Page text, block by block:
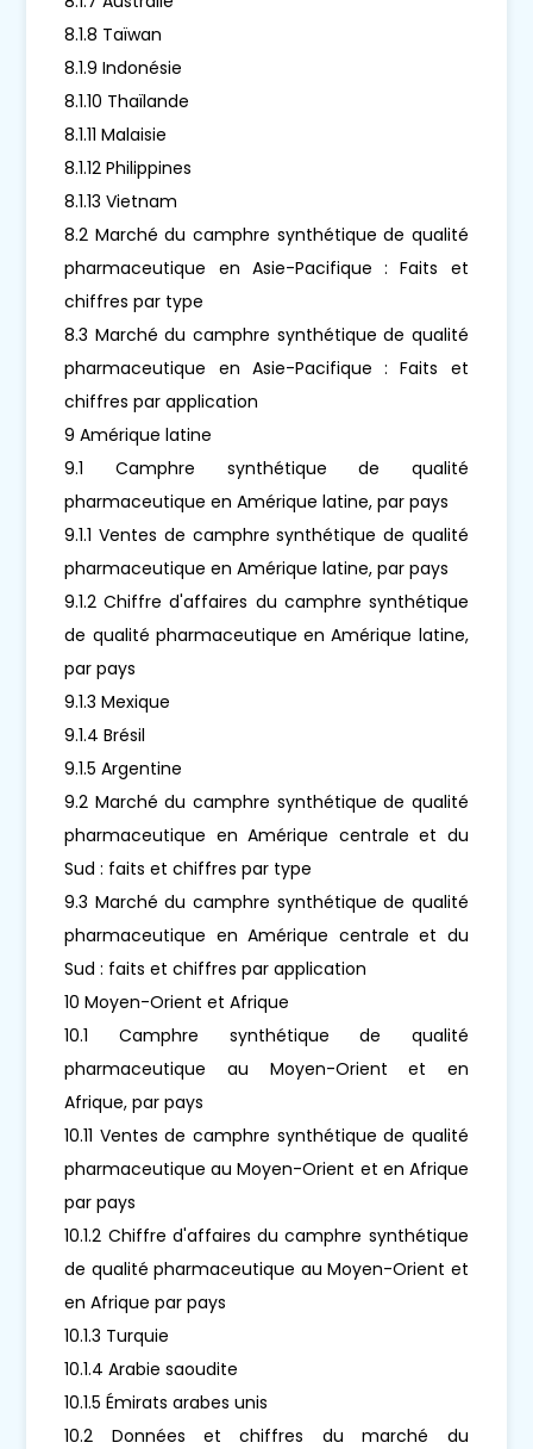
8.1.8 Taïwan
8.1.9 Indonésie
8.1.10 Thaïlande
8.1.11 Malaisie
8.1.12 Philippines
8.1.13 Vietnam
8.2 Marché du camphre synthétique de qualité
pharmaceutique en Asie-Pacifique : Faits et
chiffres par type
8.3 Marché du camphre synthétique de qualité
pharmaceutique en Asie-Pacifique : Faits et
chiffres par application
9 Amérique latine
9.1 Camphre synthétique de qualité
pharmaceutique en Amérique latine, par pays
9.1.1 Ventes de camphre synthétique de qualité
pharmaceutique en Amérique latine, par pays
9.1.2 Chiffre d'affaires du camphre synthétique
de qualité pharmaceutique en Amérique latine,
par pays
9.1.3 Mexique
9.1.4 Brésil
9.1.5 Argentine
9.2 Marché du camphre synthétique de qualité
pharmaceutique en Amérique centrale et du
Sud : faits et chiffres par type
9.3 Marché du camphre synthétique de qualité
pharmaceutique en Amérique centrale et du
Sud : faits et chiffres par application
10 Moyen-Orient et Afrique
10.1 Camphre synthétique de qualité
pharmaceutique au Moyen-Orient et en
Afrique, par pays
10.11 Ventes de camphre synthétique de qualité
pharmaceutique au Moyen-Orient et en Afrique
par pays
10.1.2 Chiffre d'affaires du camphre synthétique
de qualité pharmaceutique au Moyen-Orient et
en Afrique par pays
10.1.3 Turquie
10.1.4 Arabie saoudite
10.1.5 Émirats arabes unis
10.2 Données et chiffres du marché du